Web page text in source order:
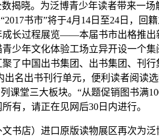
揭晓。为泛博青少年读者带来一
书市”将于4月14日至24日，回
成长过程展览——本届书市出格推出
少年文化体验工场立异开设一个
了中国出书集团、出书集团、刊
名出书刊行单元，便利读者阅读
课堂三大板块。“从题促销图书满
有，请正在见网后30日内进行。
店）进口原版读物展区再次为泛